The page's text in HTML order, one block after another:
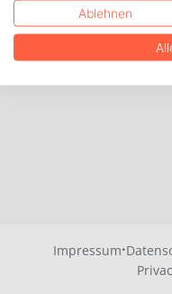
Impressum·
Ablehnen